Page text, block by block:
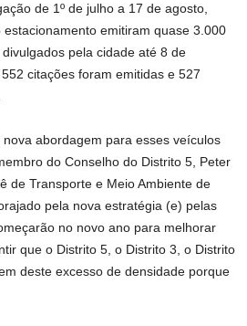
de 1º de julho a 17 de agosto,
emitiram quase 3.000
pela cidade até 8 de
citações foram emitidas e 527
nova abordagem para esses veículos
do Conselho do Distrito 5, Peter
de Transporte e Meio Ambiente de
pela nova estratégia (e) pelas
no novo ano para melhorar
que o Distrito 5, o Distrito 3, o Distrito
deste excesso de densidade porque